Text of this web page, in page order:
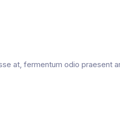
at, fermentum odio praesent